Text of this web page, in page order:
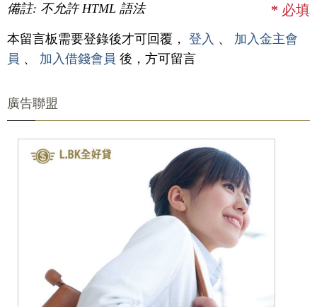
備註: 不允許 HTML 語法 * 必填
本留言板需要登錄後才可回覆， 登入 、 加入金主會
員 、 加入借錢會員 後，方可留言
廣告聯盟